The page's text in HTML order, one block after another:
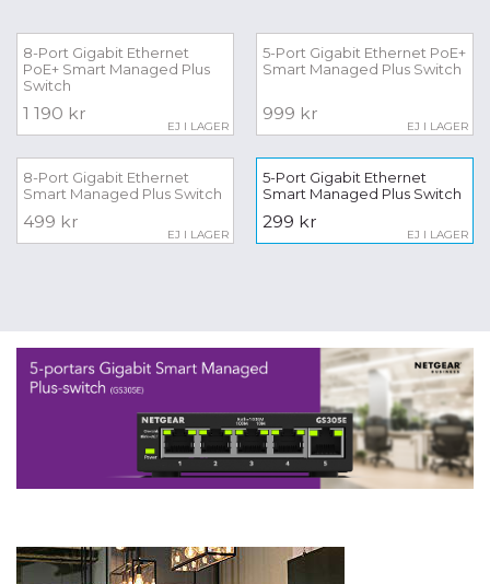
VLAN och prioritera video och röst med QoS-
inställningarna.
Bygg ett mer pålitligt nätverk med Link
Aggregation och Loop Prevention.
VISA MINDRE
8-Port Gigabit Ethernet
PoE+ Smart Managed Plus
Switch
1 190 kr
EJ I LAGER
5-Port Gigabit Ethernet PoE+
Smart Managed Plus Switch
999 kr
EJ I LAGER
8-Port Gigabit Ethernet
Smart Managed Plus Switch
499 kr
EJ I LAGER
5-Port Gigabit Ethernet
Smart Managed Plus Switch
299 kr
EJ I LAGER